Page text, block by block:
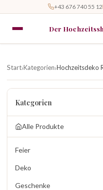
+43 676 740 55 12
Der
Start›Kategorien›Hochzeitsdeko
Kategorien
Alle Produkte
Feier
Deko
Geschenke